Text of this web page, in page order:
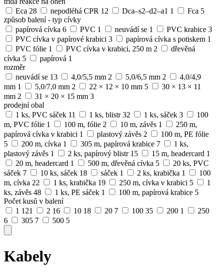
Eca 28 nepodléhá CPR 12 Dca–s2–d2–a1 1 Fca 5
způsob balení - typ cívky
papírová cívka 6 PVC 1 neuvádí se 1 PVC krabice 3
PVC cívka v papírové krabici 3 papírová cívka s potiskem 1
PVC fólie 1 PVC cívka v krabici, 250 m 2
dřevěná
cívka 5 papírová 1
rozměr
neuvádí se 13 4,0/5,5 mm 2 5,0/6,5 mm 2
4,0/4,9
mm 1 5,0/7,0 mm 2 22 × 12 × 10 mm 5
30 × 13 × 11
mm 2 31 × 20 × 15 mm 3
prodejní obal
1 ks, PVC sáček 11 1 ks, blistr32 1 ks, sáček 3
100
m, PVC fólie 1 100 m, fólie 2 10 m, závěs 1
250 m,
papírová cívka v krabici 1 plastový závěs 2
100 m, PE fólie
5
200 m, cívka 1 305 m, papírová krabice 7
1 ks,
plastový závěs 1 2 ks, papírový blistr 15 15 m, headercard 1
20 m, headercard 1 500 m, dřevěná cívka 5
20 ks, PVC
sáček 7 10 ks, sáček 18 sáček 1 2 ks, krabička 1
100
m, cívka 22 1 ks, krabička 19 250 m, cívka v krabici 5
1
ks, závěs 48 1 ks, PE sáček 1 100 m, papírová krabice 5
Počet kusů v balení
1 121 2 16 10 18 20 7 100 35 200 1
250
6
305 7 500 5
Kabely